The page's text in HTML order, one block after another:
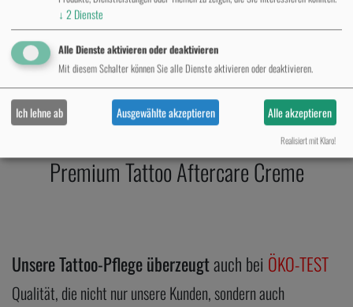
Believa – Premium-Pflege für dein
Tattoo
Professional Tattoo Butter
Premium Tattoo Aftercare ​Creme
Unsere Tattoo-Pflege überzeugtauch bei ÖKO-TEST
Qualität, die nicht nur unsere Kunden, sondern auch
↓ 2 Dienste
Alle Dienste aktivieren oder deaktivieren
Mit diesem Schalter können Sie alle Dienste aktivieren oder deaktivieren.
Ich lehne ab Ausgewählte akzeptieren Alle akzeptieren
Realisiert mit Klaro!